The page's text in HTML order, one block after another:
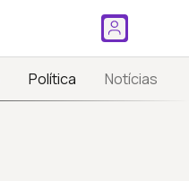
Política Notícias